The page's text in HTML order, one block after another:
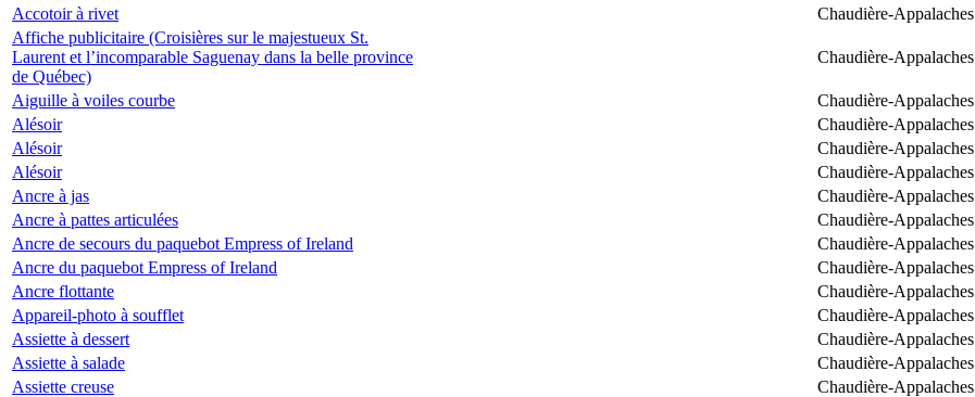
Accotoir à rivet
Chaudière-Appalaches
Affiche publicitaire (Croisières sur le majestueux St.
Laurent et l’incomparable Saguenay dans la belle province
de Québec)
Chaudière-Appalaches
Aiguille à voiles courbe Chaudière-Appalaches
Alésoir
Chaudière-Appalaches
Alésoir
Chaudière-Appalaches
Alésoir
Chaudière-Appalaches
Ancre à jas
Chaudière-Appalaches
Ancre à pattes articulées
Chaudière-Appalaches
Ancre de secours du paquebot Empress of Ireland
Chaudière-Appalaches
Ancre du paquebot Empress of Ireland
Chaudière-Appalaches
Ancre flottante
Chaudière-Appalaches
Appareil-photo à soufflet
Chaudière-Appalaches
Assiette à dessert
Chaudière-Appalaches
Assiette à salade
Chaudière-Appalaches
Assiette creuse
Chaudière-Appalaches